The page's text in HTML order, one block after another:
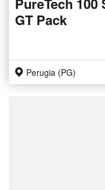
GT Pack
Perugia (PG)